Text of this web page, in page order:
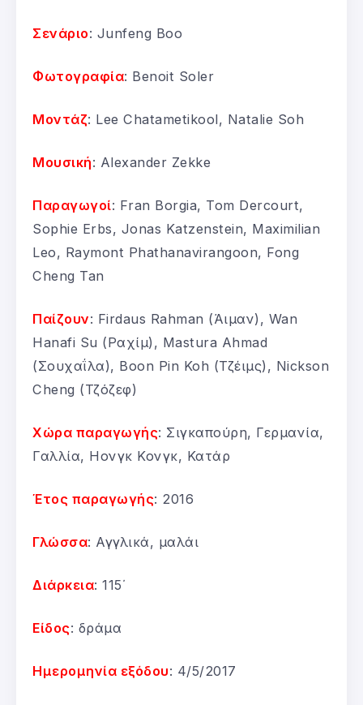
Σενάριο: Junfeng Boo
Φωτογραφία: Benoit Soler
Μοντάζ: Lee Chatametikool, Natalie Soh
Μουσική: Alexander Zekke
Παραγωγοί: Fran Borgia, Tom Dercourt,
Sophie Erbs, Jonas Katzenstein, Maximilian
Leo, Raymont Phathanavirangoon, Fong
Cheng Tan
Παίζουν: Firdaus Rahman (Άιμαν), Wan
Hanafi Su (Ραχίμ), Mastura Ahmad
(Σουχαΐλα), Boon Pin Koh (Τζέιμς), Nickson
Cheng (Τζόζεφ)
Χώρα παραγωγής: Σιγκαπούρη, Γερμανία,
Γαλλία, Ηονγκ Κονγκ, Κατάρ
Έτος παραγωγής: 2016
Γλώσσα: Αγγλικά, μαλάι
Διάρκεια: 115΄
Είδος: δράμα
Ημερομηνία εξόδου: 4/5/2017